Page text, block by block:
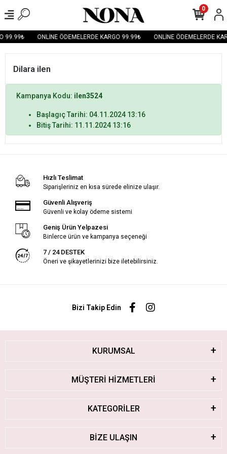
99.99₺ ONLİNE ÖDEMELERDE KARGO 99.99₺ ONLİNE ÖDEMELERDE
0
Dilara ilen
Kampanya Kodu: ilen3524
Başlagıç Tarihi: 04.11.2024 13:16
Bitiş Tarihi: 11.11.2024 13:16
Hızlı Teslimat
Siparişleriniz en kısa sürede elinize ulaşır.
Güvenli Alışveriş
Güvenli ve kolay ödeme sistemi
Geniş Ürün Yelpazesi
Binlerce ürün ve kampanya seçeneği
7 / 24 DESTEK
Öneri ve şikayetlerinizi bize iletebilirsiniz.
Bizi Takip Edin
KURUMSAL
MÜŞTERİ HİZMETLERİ
KATEGORİLER
BİZE ULAŞIN